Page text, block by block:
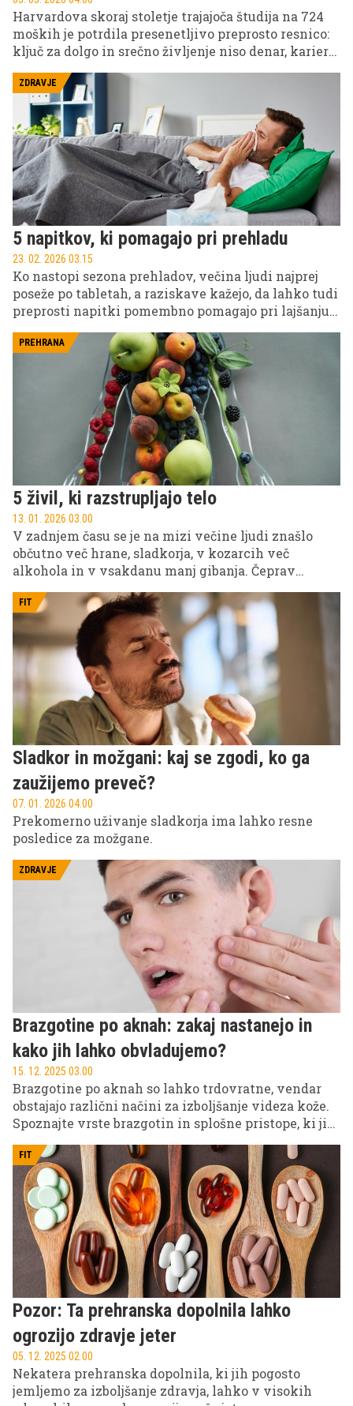
Harvardova skoraj stoletje trajajoča študija na 724
moških je potrdila presenetljivo preprosto resnico:
ključ za dolgo in srečno življenje niso denar, kariera
ZDRAVJE
5 napitkov, ki pomagajo pri prehladu
23. 02. 2026 03.15
Ko nastopi sezona prehladov, večina ljudi najprej
poseže po tabletah, a raziskave kažejo, da lahko tudi
preprosti napitki pomembno pomagajo pri lajšanju
nadaljevanju.
PREHRANA
5 živil, ki razstrupljajo telo
13. 01. 2026 03.00
V zadnjem času se je na mizi večine ljudi znašlo
občutno več hrane, sladkorja, v kozarcih več
alkohola in v vsakdanu manj gibanja. Čeprav
nevarnosti za zdravje, se njihov vpliv na telo hitro
pokaže po koncu praznovanj.
FIT
Sladkor in možgani: kaj se zgodi, ko ga
zaužijemo preveč?
07. 01. 2026 04.00
Prekomerno uživanje sladkorja ima lahko resne
posledice za možgane.
ZDRAVJE
Brazgotine po aknah: zakaj nastanejo in
kako jih lahko obvladujemo?
15. 12. 2025 03.00
Brazgotine po aknah so lahko trdovratne, vendar
obstajajo različni načini za izboljšanje videza kože.
Spoznajte vrste brazgotin in splošne pristope, ki jih
FIT
Pozor: Ta prehranska dopolnila lahko
ogrozijo zdravje jeter
05. 12. 2025 02.00
Nekatera prehranska dopolnila, ki jih pogosto
jemljemo za izboljšanje zdravja, lahko v visokih